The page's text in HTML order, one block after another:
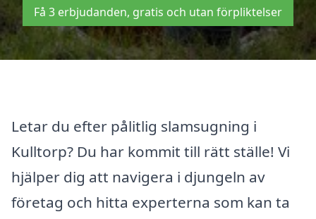
Få 3 erbjudanden, gratis och utan förpliktelser
Letar du efter pålitlig slamsugning i
Kulltorp? Du har kommit till rätt ställe! Vi
hjälper dig att navigera i djungeln av
företag och hitta experterna som kan ta